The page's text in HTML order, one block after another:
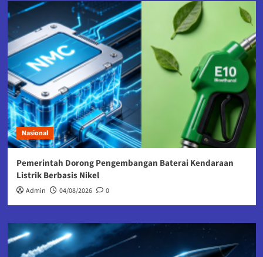
Nasional
Pemerintah Dorong Pengembangan Baterai Kendaraan
Listrik Berbasis Nikel
Admin 04/08/2026 0